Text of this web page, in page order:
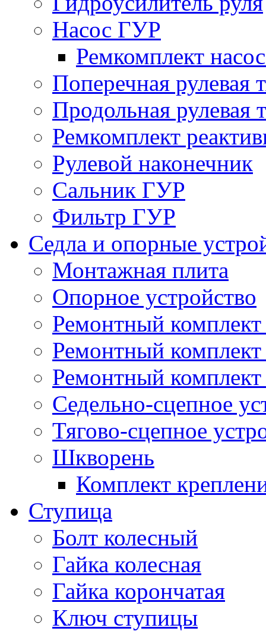
Насос ГУР
Ремкомплект
Поперечная рулевая
Продольная рулевая
Ремкомплект
Рулевой наконечник
Сальник ГУР
Фильтр ГУР
Седла и опорные
Монтажная плита
Опорное устройство
Ремонтный комплект
Ремонтный
Ремонтный комплект
Седельно-сцепное
Тягово-сцепное
Шкворень
Комплект
Ступица
Болт колесный
Гайка колесная
Гайка корончатая
Ключ ступицы